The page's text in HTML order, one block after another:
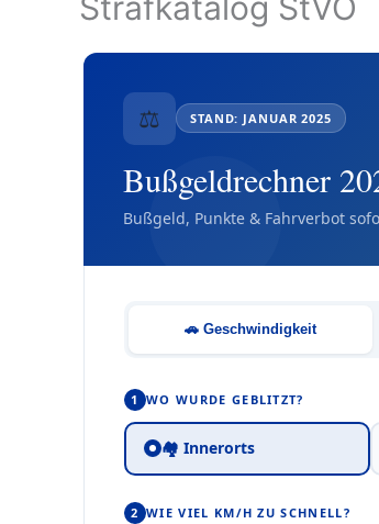
⚖️ STAND: JANUAR 2025
Bußgeldrechner
Bußgeld, Punkte & Fahrverbot
🚗 Geschwindigkeit
1 WO WURDE GEBLITZT?
🏘 Innerorts
2 WIE VIEL KM/H ZU SCHNELL?